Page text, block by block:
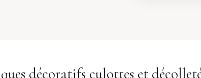
décoratifs culottes et